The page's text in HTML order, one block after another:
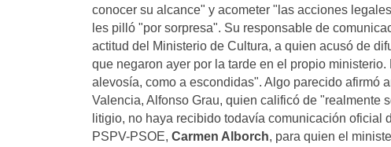
conocer su alcance" y acometer "las acciones
les pilló "por sorpresa". Su responsable de
actitud del Ministerio de Cultura, a quien acusó de
que negaron ayer por la tarde en el propio
alevosía, como a escondidas". Algo parecido afirmó
Valencia, Alfonso Grau, quien calificó de "realmente
litigio, no haya recibido todavía comunicación oficial
PSPV-PSOE, Carmen Alborch, para quien el